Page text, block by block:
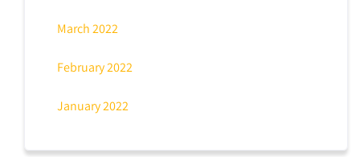
March 2022
February 2022
January 2022